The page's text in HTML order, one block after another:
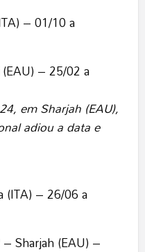
– 01/10 a
– 25/02 a
em Sharjah (EAU),
adiou a data e
(ITA) – 26/06 a
Sharjah (EAU) –